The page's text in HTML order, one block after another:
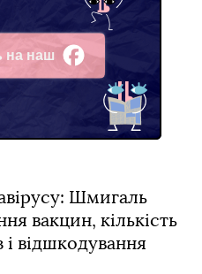
на наш
Шмигаль
вакцин, кількість
і відшкодування